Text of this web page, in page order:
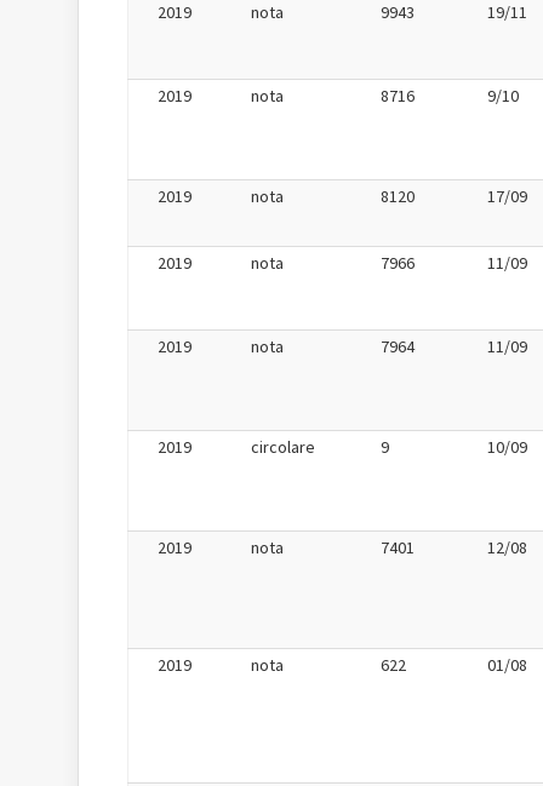
2019 nota 9943 19/11
2019 nota 8716 9/10
2019 nota 8120 17/09
2019 nota 7966 11/09
2019 nota 7964 11/09
2019 circolare 9 10/09
2019 nota 7401 12/08
2019 nota 622 01/08